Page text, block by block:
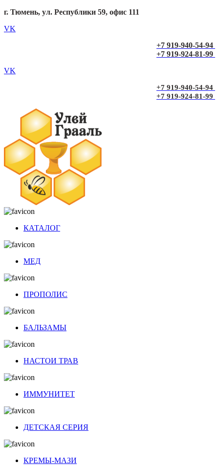
г. Тюмень, ул. Республики 59, офис 111
VK
+7 919-940-54-94
+7 919-924-81-99
VK
+7 919-940-54-94
+7 919-924-81-99
КАТАЛОГ
МЕД
ПРОПОЛИС
БАЛЬЗАМЫ
НАСТОИ ТРАВ
ИММУНИТЕТ
ДЕТСКАЯ СЕРИЯ
КРЕМЫ-МАЗИ